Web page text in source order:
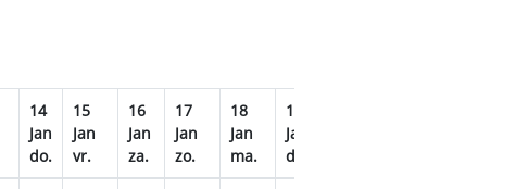
14
Jan
do.
15
Jan
vr.
16
Jan
za.
17
Jan
zo.
18
Jan
ma.
19
Jan
di.